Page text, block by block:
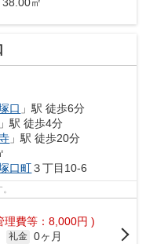
口 」駅 徒歩6分
」駅 徒歩4分
」駅 徒歩20分
口町３丁目10-6
理費等：8,000円 )
礼金 0ヶ月